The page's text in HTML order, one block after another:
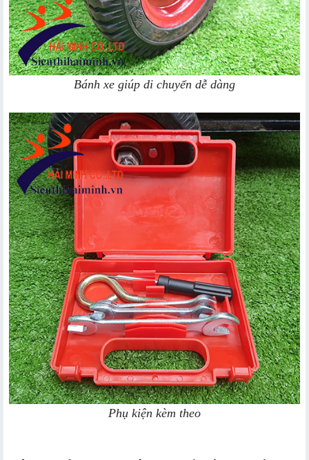
Bánh xe giúp di chuyển dễ dàng
Phụ kiện kèm theo